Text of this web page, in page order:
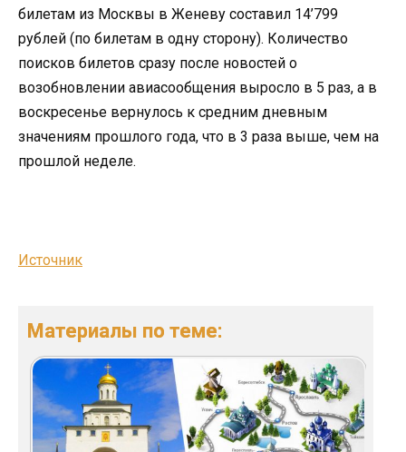
билетам из Москвы в Женеву составил 14’799
рублей (по билетам в одну сторону). Количество
поисков билетов сразу после новостей о
возобновлении авиасообщения выросло в 5 раз, а в
воскресенье вернулось к средним дневным
значениям прошлого года, что в 3 раза выше, чем на
прошлой неделе.
Источник
Материалы по теме: